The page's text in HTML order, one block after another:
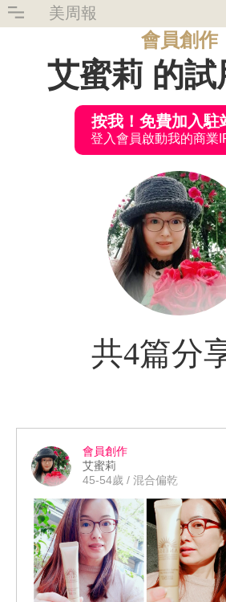
美周報
會員創作
艾蜜莉 的試
按我！免費加入駐
登入會員啟動我的商業
共4篇分
會員創作
艾蜜莉
45-54歲 / 混合偏乾